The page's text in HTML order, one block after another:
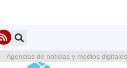
Agencias de noticias y medios digitales